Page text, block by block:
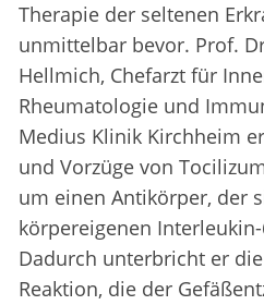
Therapie der seltenen
unmittelbar bevor. Prof.
Hellmich, Chefarzt für
Rheumatologie und
Medius Klinik Kirchheim
und Vorzüge von
um einen Antikörper, der
körpereigenen
Dadurch unterbricht er
Reaktion, die der